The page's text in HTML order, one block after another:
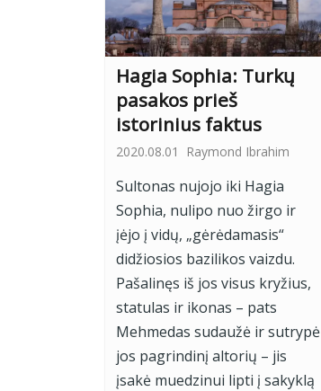
Hagia Sophia: Turkų
pasakos prieš
istorinius faktus
2020.08.01 Raymond Ibrahim
Sultonas nujojo iki Hagia
Sophia, nulipo nuo žirgo ir
įėjo į vidų, „gėrėdamasis“
didžiosios bazilikos vaizdu.
Pašalinęs iš jos visus kryžius,
statulas ir ikonas – pats
Mehmedas sudaužė ir sutrypė
jos pagrindinį altorių – jis
įsakė muedzinui lipti į sakyklą